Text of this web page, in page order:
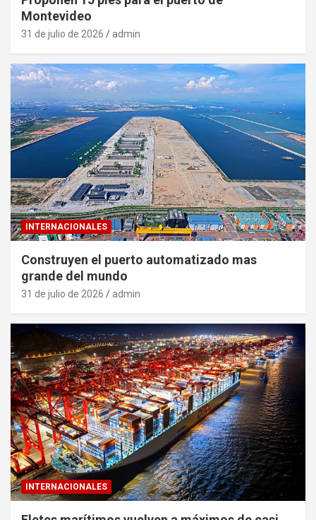
Montevideo
31 de julio de 2026 admin
INTERNACIONALES
Construyen el puerto automatizado mas
grande del mundo
31 de julio de 2026 admin
INTERNACIONALES